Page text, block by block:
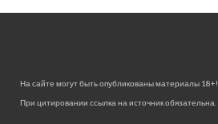
На сайте могут быть опубликованы материалы 18+!
При цитировании ссылка на источник обязательна.